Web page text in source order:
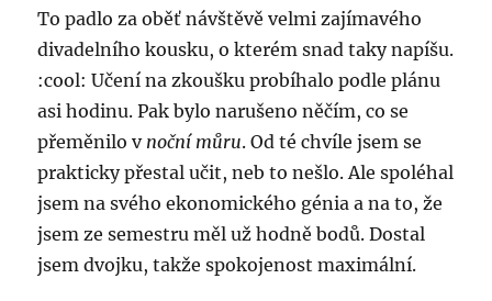
To padlo za oběť návštěvě velmi zajímavého
divadelního kousku, o kterém snad taky napíšu.
:cool: Učení na zkoušku probíhalo podle plánu
asi hodinu. Pak bylo narušeno něčím, co se
přeměnilo v noční můru. Od té chvíle jsem se
prakticky přestal učit, neb to nešlo. Ale spoléhal
jsem na svého ekonomického génia a na to, že
jsem ze semestru měl už hodně bodů. Dostal
jsem dvojku, takže spokojenost maximální.